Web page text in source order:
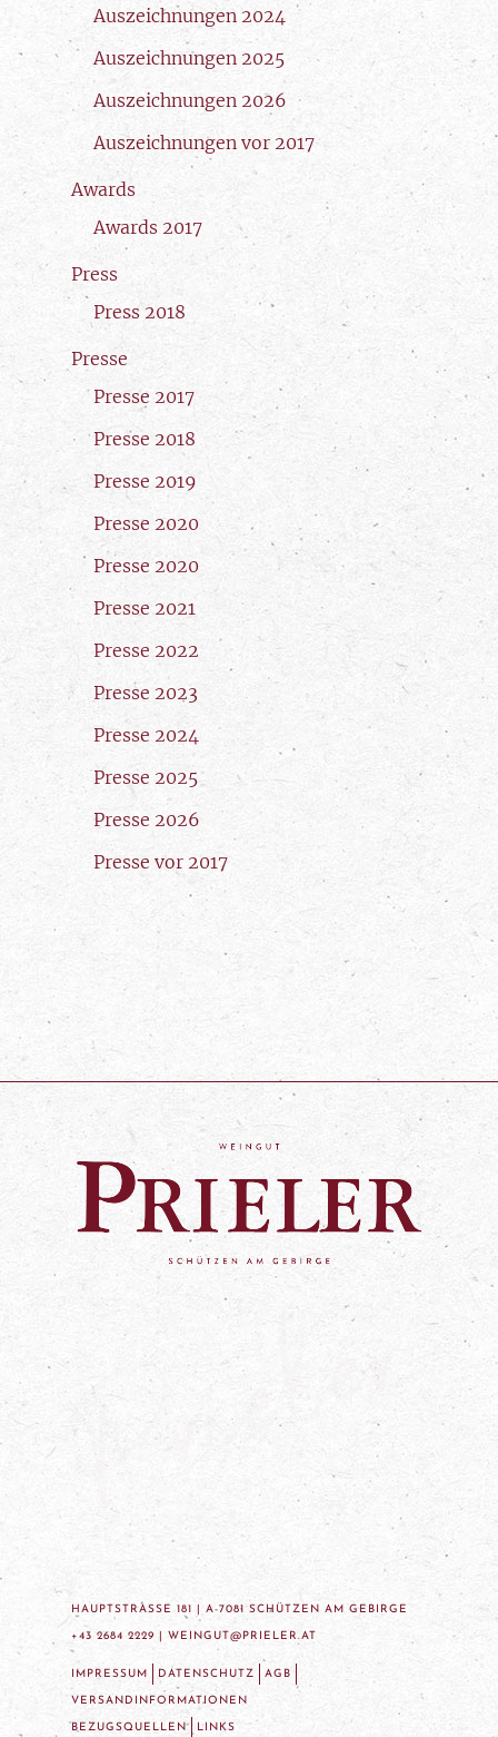
Auszeichnungen 2024
Auszeichnungen 2025
Auszeichnungen 2026
Auszeichnungen vor 2017
Awards
Awards 2017
Press
Press 2018
Presse
Presse 2017
Presse 2018
Presse 2019
Presse 2020
Presse 2020
Presse 2021
Presse 2022
Presse 2023
Presse 2024
Presse 2025
Presse 2026
Presse vor 2017
HAUPTSTRASSE 181 | A-7081 SCHÜTZEN AM GEBIRGE
+43 2684 2229 | WEINGUT@PRIELER.AT
IMPRESSUM DATENSCHUTZ AGB
VERSANDINFORMATIONEN
BEZUGSQUELLEN LINKS